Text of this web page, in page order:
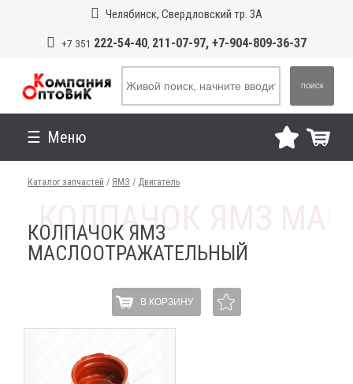
Челябинск, Свердловский тр. 3А
+7 351 222-54-40, 211-07-97, +7-904-809-36-37
ПОИСК
Меню
Каталог запчастей / ЯМЗ / Двигатель
КОЛПАЧОК ЯМЗ
МАСЛООТРАЖАТЕЛЬНЫЙ
В КОРЗИНУ